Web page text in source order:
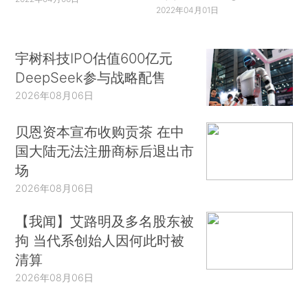
2022年04月01日
宇树科技IPO估值600亿元
DeepSeek参与战略配售
2026年08月06日
贝恩资本宣布收购贡茶 在中
国大陆无法注册商标后退出市
场
2026年08月06日
【我闻】艾路明及多名股东被
拘 当代系创始人因何此时被
清算
2026年08月06日